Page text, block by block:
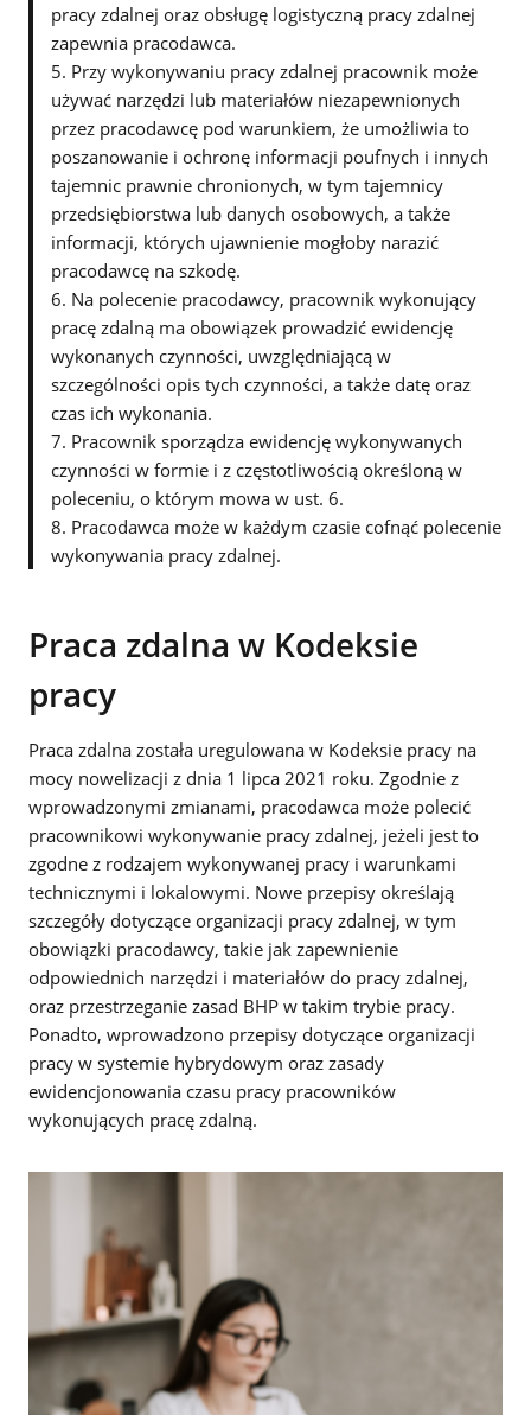
pracy zdalnej oraz obsługę logistyczną pracy zdalnej
zapewnia pracodawca.
5. Przy wykonywaniu pracy zdalnej pracownik może
używać narzędzi lub materiałów niezapewnionych
przez pracodawcę pod warunkiem, że umożliwia to
poszanowanie i ochronę informacji poufnych i innych
tajemnic prawnie chronionych, w tym tajemnicy
przedsiębiorstwa lub danych osobowych, a także
informacji, których ujawnienie mogłoby narazić
pracodawcę na szkodę.
6. Na polecenie pracodawcy, pracownik wykonujący
pracę zdalną ma obowiązek prowadzić ewidencję
wykonanych czynności, uwzględniającą w
szczególności opis tych czynności, a także datę oraz
czas ich wykonania.
7. Pracownik sporządza ewidencję wykonywanych
czynności w formie i z częstotliwością określoną w
poleceniu, o którym mowa w ust. 6.
8. Pracodawca może w każdym czasie cofnąć polecenie
wykonywania pracy zdalnej.
Praca zdalna w Kodeksie
pracy
Praca zdalna została uregulowana w Kodeksie pracy na
mocy nowelizacji z dnia 1 lipca 2021 roku. Zgodnie z
wprowadzonymi zmianami, pracodawca może polecić
pracownikowi wykonywanie pracy zdalnej, jeżeli jest to
zgodne z rodzajem wykonywanej pracy i warunkami
technicznymi i lokalowymi. Nowe przepisy określają
szczegóły dotyczące organizacji pracy zdalnej, w tym
obowiązki pracodawcy, takie jak zapewnienie
odpowiednich narzędzi i materiałów do pracy zdalnej,
oraz przestrzeganie zasad BHP w takim trybie pracy.
Ponadto, wprowadzono przepisy dotyczące organizacji
pracy w systemie hybrydowym oraz zasady
ewidencjonowania czasu pracy pracowników
wykonujących pracę zdalną.